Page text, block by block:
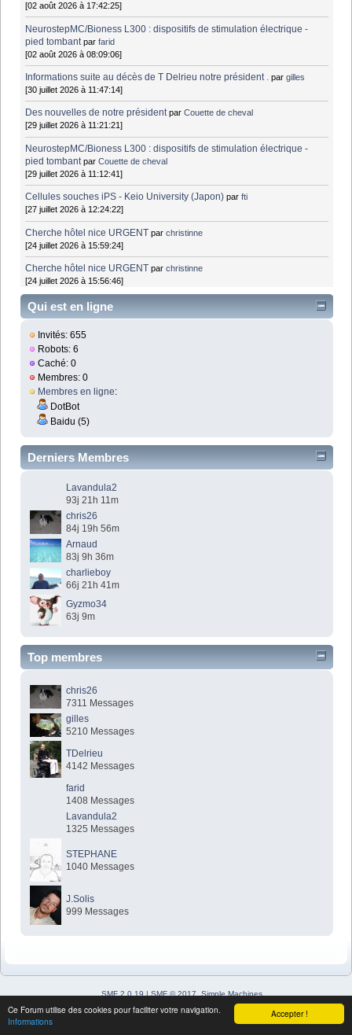
Accepter !
Ce Forum utilise des cookies pour faciliter votre navigation.
Informations
[02 août 2026 à 17:42:25]
NeurostepMC/Bioness L300 : dispositifs de stimulation électrique -
pied tombant parfarid
[02 août 2026 à 08:09:06]
Informations suite au décès de T Delrieu notre président . pargilles
[30 juillet 2026 à 11:47:14]
Des nouvelles de notre président parCouette de cheval
[29 juillet 2026 à 11:21:21]
NeurostepMC/Bioness L300 : dispositifs de stimulation électrique -
pied tombant parCouette de cheval
[29 juillet 2026 à 11:12:41]
Cellules souches iPS - Keio University (Japon) parfti
[27 juillet 2026 à 12:24:22]
Cherche hôtel nice URGENT parchristinne
[24 juillet 2026 à 15:59:24]
Cherche hôtel nice URGENT parchristinne
[24 juillet 2026 à 15:56:46]
Qui est en ligne
Invités: 655
Robots: 6
Caché: 0
Membres: 0
Membres en ligne:
DotBot
Baidu (5)
Derniers Membres
Lavandula2
93j 21h 11m
chris26
84j 19h 56m
Arnaud
83j 9h 36m
charlieboy
66j 21h 41m
Gyzmo34
63j 9m
Top membres
chris26
7311 Messages
gilles
5210 Messages
TDelrieu
4142 Messages
farid
1408 Messages
Lavandula2
1325 Messages
STEPHANE
1040 Messages
J.Solis
999 Messages
SMF 2.0.19 | SMF © 2017
Simple Machines
Simple Audio Video Embedder
SimplePortal 2.3.7 © 2008-2026, SimplePortal